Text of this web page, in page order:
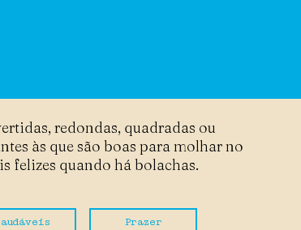
redondas, quadradas ou
às que são boas para molhar no
felizes quando há bolachas.
Prazer